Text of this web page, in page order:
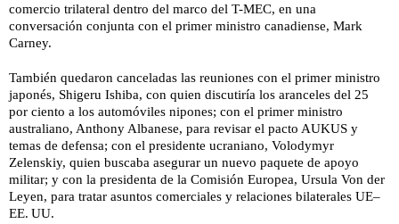
comercio trilateral dentro del marco del T-MEC, en una
conversación conjunta con el primer ministro canadiense, Mark
Carney.
También quedaron canceladas las reuniones con el primer ministro
japonés, Shigeru Ishiba, con quien discutiría los aranceles del 25
por ciento a los automóviles nipones; con el primer ministro
australiano, Anthony Albanese, para revisar el pacto AUKUS y
temas de defensa; con el presidente ucraniano, Volodymyr
Zelenskiy, quien buscaba asegurar un nuevo paquete de apoyo
militar; y con la presidenta de la Comisión Europea, Ursula Von der
Leyen, para tratar asuntos comerciales y relaciones bilaterales UE–
EE. UU.